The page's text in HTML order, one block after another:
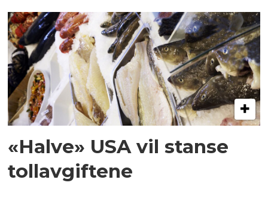
«Halve» USA vil stanse
tollavgiftene